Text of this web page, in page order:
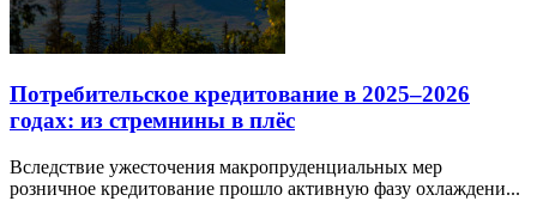
Потребительское кредитование в 2025–2026
годах: из стремнины в плёс
Вследствие ужесточения макропруденциальных мер
розничное кредитование прошло активную фазу охлаждени...